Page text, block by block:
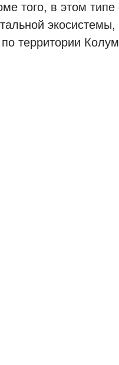
того, в этом
территории